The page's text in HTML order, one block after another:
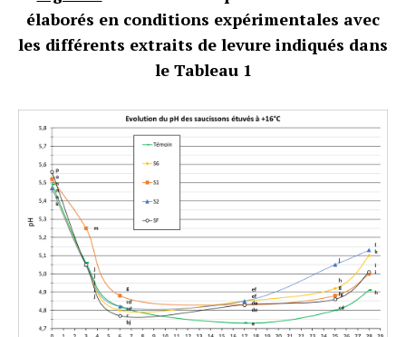
élaborés en conditions expérimentales avec
les différents extraits de levure indiqués dans
le Tableau 1